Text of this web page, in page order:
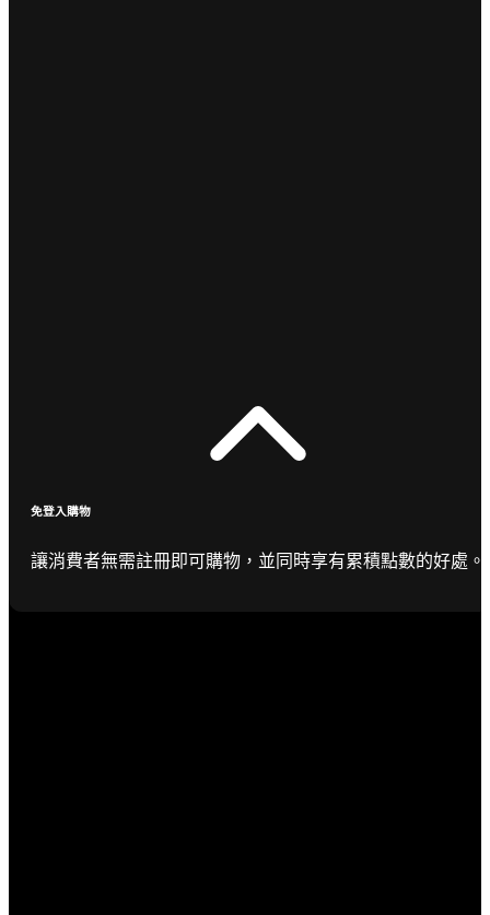
免登入購物
讓消費者無需註冊即可購物，並同時享有累積點數的好處。